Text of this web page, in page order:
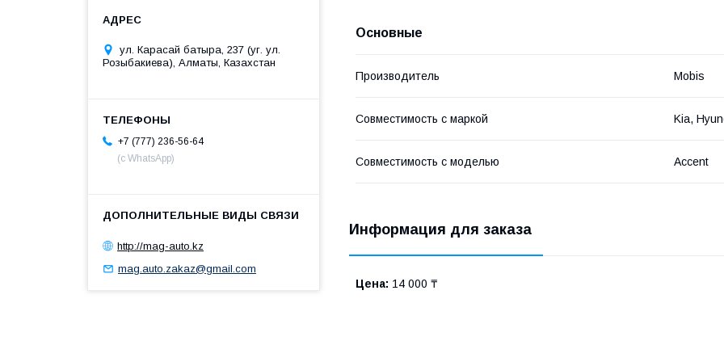
Основные
Производитель Mobis
Совместимость с маркой Kia,
Совместимость с моделью Accent
Информация для заказа
Цена: 14 000 ₸
ул. Карасай батыра, 237 (уг. ул.
Розыбакиева), Алматы, Казахстан
+7 (777) 236-56-64
(с WhatsApp)
http://mag-auto.kz
mag.auto.zakaz@gmail.com